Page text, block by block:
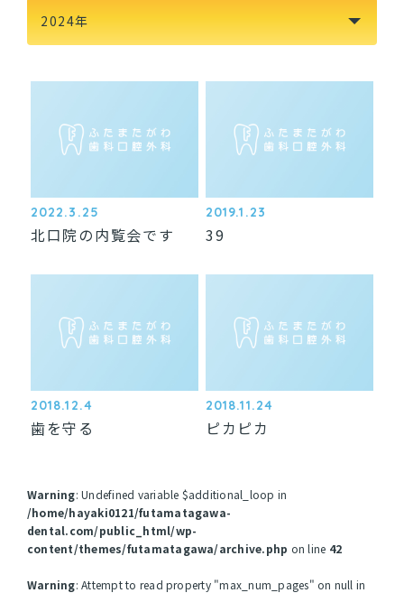
顎関節症
デンタルインプラント
院内紹介
お問い合わせ
2024年
2022.3.25
北口院の内覧会です
2019.1.23
39
2018.12.4
歯を守る
2018.11.24
ピカピカ
Warning: Undefined variable $additional_loop in
/home/hayaki0121/futamatagawa-
dental.com/public_html/wp-
content/themes/futamatagawa/archive.php on line 42
Warning: Attempt to read property "max_num_pages" on null in